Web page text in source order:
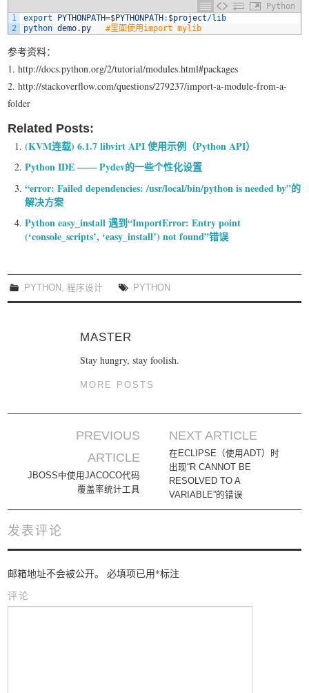
Python
1
2
export PYTHONPATH=$PYTHONPATH: $project/lib
python demo. py #里面使用import mylib
参考资料：
1. http://docs.python.org/2/tutorial/modules.html#packages
2. http://stackoverflow.com/questions/279237/import-a-module-from-a-
folder
Related Posts:
(KVM连载) 6.1.7 libvirt API 使用示例（Python API）
Python IDE —— Pydev的一些个性化设置
“error: Failed dependencies: /usr/local/bin/python is needed by”的
解决方案
Python easy_install 遇到“ImportError: Entry point
(‘console_scripts’, ‘easy_install’) not found”错误
PYTHON ,程序设计 PYTHON
MASTER
Stay hungry, stay foolish.
MORE POSTS
Post navigation
PREVIOUS
ARTICLE
JBOSS中使用JACOCO代码
覆盖率统计工具
NEXT ARTICLE
在ECLIPSE（使用ADT）时
出现“R CANNOT BE
RESOLVED TO A
VARIABLE”的错误
发表评论
邮箱地址不会被公开。 必填项已用*标注
评论